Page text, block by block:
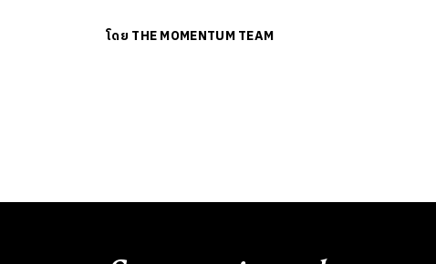
โดย THE MOMENTUM TEAM